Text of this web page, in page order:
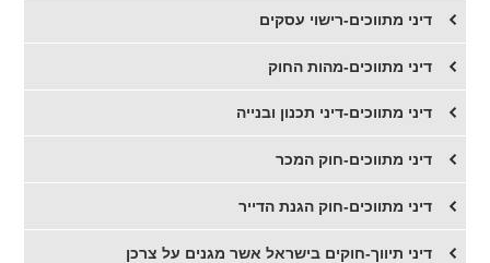
דיני מתווכים-רישוי עסקים
דיני מתווכים-מהות החוק
דיני מתווכים-דיני תכנון ובנייה
דיני מתווכים-חוק המכר
דיני מתווכים-חוק הגנת הדייר
דיני תיווך-חוקים בישראל אשר מגנים על צרכן